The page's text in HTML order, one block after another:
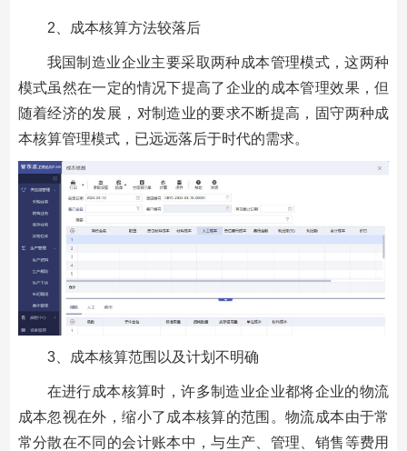
2、成本核算方法较落后
我国制造业企业主要采取两种成本管理模式，这两种
模式虽然在一定的情况下提高了企业的成本管理效果，但
随着经济的发展，对制造业的要求不断提高，固守两种成
本核算管理模式，已远远落后于时代的需求。
3、成本核算范围以及计划不明确
在进行成本核算时，许多制造业企业都将企业的物流
成本忽视在外，缩小了成本核算的范围。物流成本由于常
常分散在不同的会计账本中，与生产、管理、销售等费用